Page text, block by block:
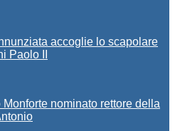
accoglie lo scapolare
Paolo II
Monforte nominato rettore della